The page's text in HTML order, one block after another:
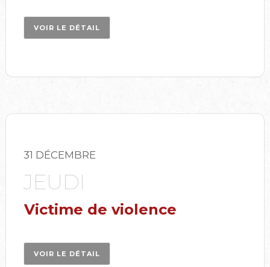
VOIR LE DÉTAIL
31 DÉCEMBRE
JEUDI
Victime de violence
VOIR LE DÉTAIL